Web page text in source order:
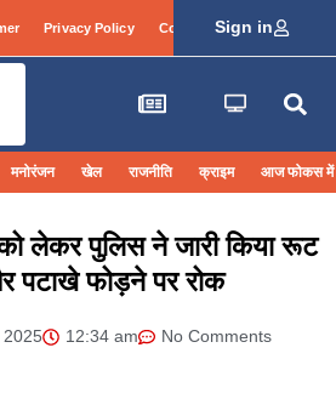
Privacy Policy Contact Info Login
Sign in
मनोरंजन खेल राजनीति क्राइम आज फोकस में
लेकर पुलिस ने जारी किया रूट
पटाखे फोड़ने पर रोक
12:34 am No Comments